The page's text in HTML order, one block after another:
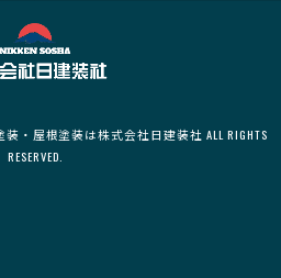
・屋根塗装は株式会社日建装社 ALL RIGHTS
RESERVED.